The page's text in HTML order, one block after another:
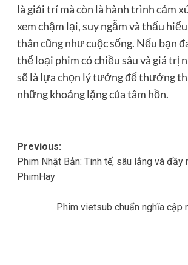
là giải trí mà còn là hành trình cảm
xem chậm lại, suy ngẫm và thấu
thân cũng như cuộc sống. Nếu bạn
thể loại phim có chiều sâu và giá trị
sẽ là lựa chọn lý tưởng để thưởng
những khoảng lặng của tâm hồn.
Post
navigation
Previous:
Phim Nhật Bản: Tinh tế, sâu lắng và đầy
PhimHay
Phim vietsub chuẩn nghĩa cập